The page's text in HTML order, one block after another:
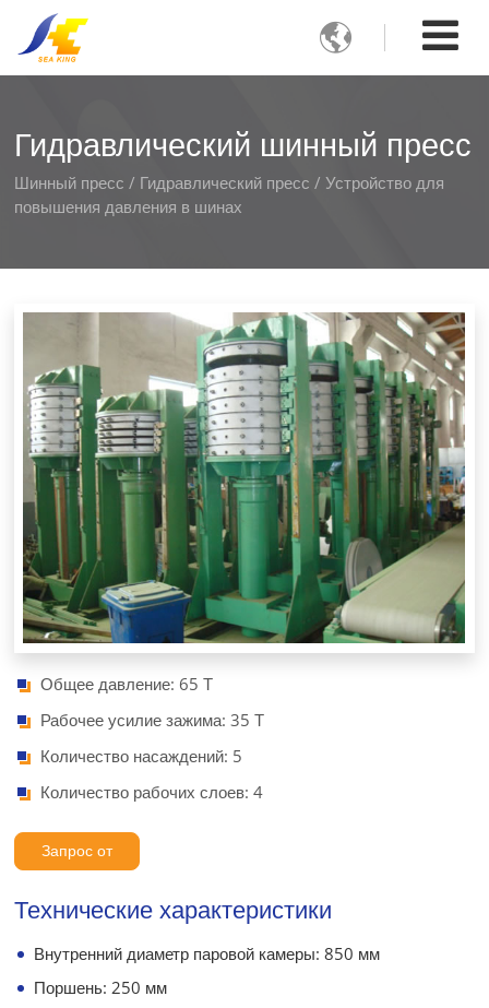

Гидравлический шинный пресс
Шинный пресс / Гидравлический пресс / Устройство для
повышения давления в шинах
Общее давление: 65 Т
Рабочее усилие зажима: 35 Т
Количество насаждений: 5
Количество рабочих слоев: 4
Запрос от
Технические характеристики
Внутренний диаметр паровой камеры: 850 мм
Поршень: 250 мм